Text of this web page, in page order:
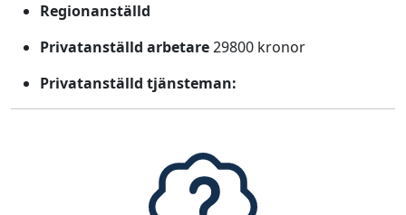
Regionanställd
Privatanställd arbetare29800 kronor
Privatanställd tjänsteman: